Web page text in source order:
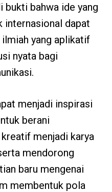
bukti bahwa ide yang
internasional dapat
yang aplikatif
nyata bagi
menjadi inspirasi
berani
menjadi karya
mendorong
baru mengenai
membentuk pola